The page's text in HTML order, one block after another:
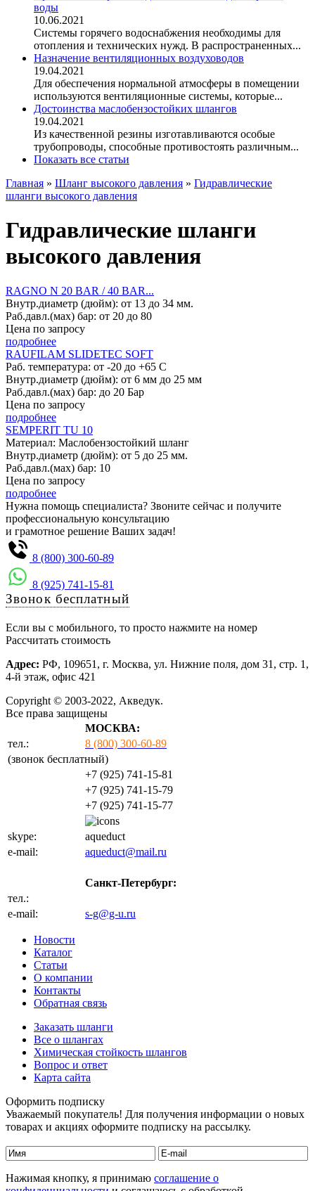
воды
10.06.2021
Системы горячего водоснабжения необходимы для
отопления и технических нужд. В распространенных...
Назначение вентиляционных воздуховодов
19.04.2021
Для обеспечения нормальной атмосферы в помещении
используются вентиляционные системы, которые...
Достоинства маслобензостойких шлангов
19.04.2021
Из качественной резины изготавливаются особые
трубопроводы, способные противостоять различным...
Показать все статьи
Главная » Шланг высокого давления » Гидравлические
шланги высокого давления
Гидравлические шланги
высокого давления
RAGNO N 20 BAR / 40 BAR...
Внутр.диаметр (дюйм): от 13 до 34 мм.
Раб.давл.(мах) бар: от 20 до 80
Цена по запросу
подробнее
RAUFILAM SLIDETEC SOFT
Раб. температура: от -20 до +65 С
Внутр.диаметр (дюйм): от 6 мм до 25 мм
Раб.давл.(мах) бар: до 20 Бар
Цена по запросу
подробнее
SEMPERIT TU 10
Материал: Маслобензостойкий шланг
Внутр.диаметр (дюйм): от 5 до 25 мм.
Раб.давл.(мах) бар: 10
Цена по запросу
подробнее
Нужна помощь специалиста? Звоните сейчас и получите
профессиональную консультацию
и грамотное решение Ваших задач!
8 (800) 300-60-89
8 (925) 741-15-81
Звонок бесплатный
Если вы с мобильного, то просто нажмите на номер
Рассчитать стоимость
Адрес: РФ, 109651, г. Москва, ул. Нижние поля, дом 31, стр. 1,
4-й этаж, офис 421
Copyright © 2003-2022, Акведук.
Все права защищены
МОСКВА:
тел.:
8 (800) 300-60-89
(звонок бесплатный)
+7 (925) 741-15-81
+7 (925) 741-15-79
+7 (925) 741-15-77
skype:
aqueduct
e-mail:
aqueduct@mail.ru
Санкт-Петербург:
тел.:
e-mail:
s-g@g-u.ru
Новости
Каталог
Статьи
О компании
Контакты
Обратная связь
Заказать шланги
Все о шлангах
Химическая стойкость шлангов
Вопрос и ответ
Карта сайта
Оформить подписку
Уважаемый покупатель! Для получения информации о новых
товарах и акциях оформите подписку на рассылку.
Нажимая кнопку, я принимаю соглашение о